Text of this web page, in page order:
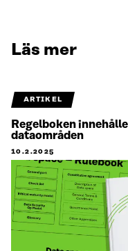
Läs mer
ARTIKEL
Regelboken
dataområden
10.2.2025